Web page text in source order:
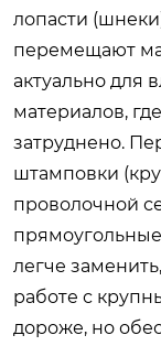
лопасти
перемещают
актуально для
материалов,
затруднено.
штамповки
проволочной
легче
работе с
дороже, но